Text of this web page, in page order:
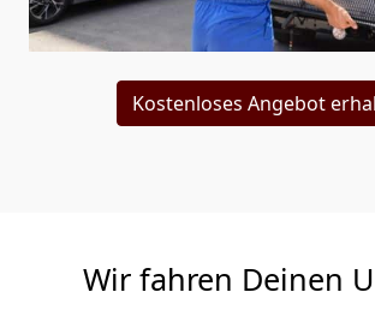
Kostenloses Angebot
Wir fahren Deinen